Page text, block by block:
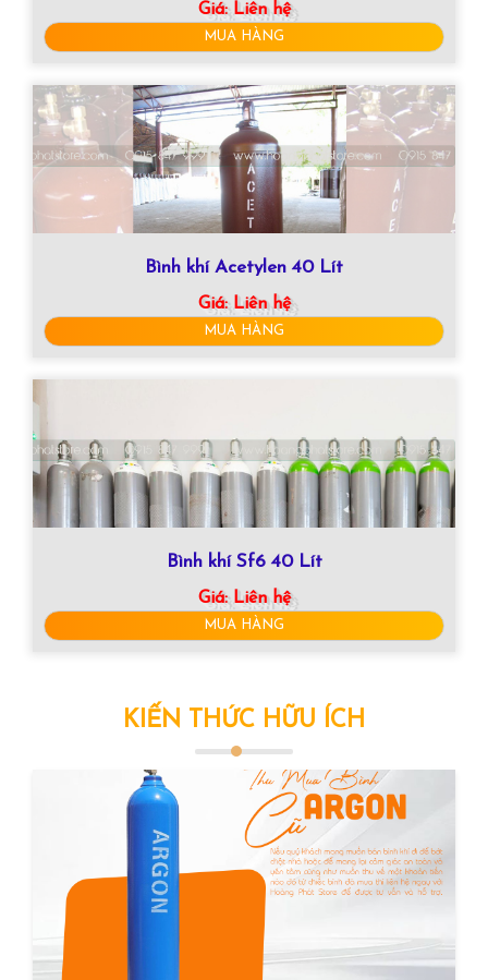
Giá:Liên hệ
MUA HÀNG
Bình khí Acetylen 40 Lít
Giá:Liên hệ
MUA HÀNG
Bình khí Sf6 40 Lít
Giá:Liên hệ
MUA HÀNG
KIẾN THỨC HỮU ÍCH